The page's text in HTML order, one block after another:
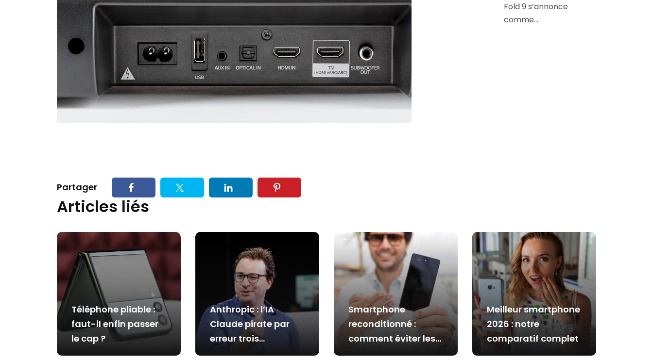
Partager
Fold 9 s’annonce
comme…
Articles liés
Téléphone pliable :
faut-il enfin passer
le cap ?
Anthropic : l’IA
Claude pirate par
erreur trois
entreprises lors de
Smartphone
reconditionné :
comment éviter les
mauvaises surprises
Meilleur smartphone
2026 : notre
comparatif complet